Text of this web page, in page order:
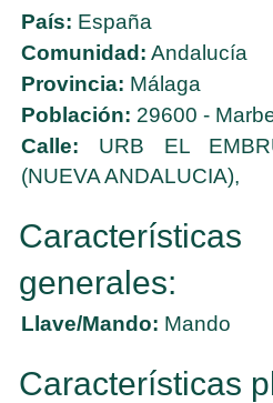
País: España
Comunidad: Andalucía
Provincia: Málaga
Población: 29600 -
Calle: URB EL
(NUEVA ANDALUCIA),
Características
generales:
Llave/Mando: Mando
Características